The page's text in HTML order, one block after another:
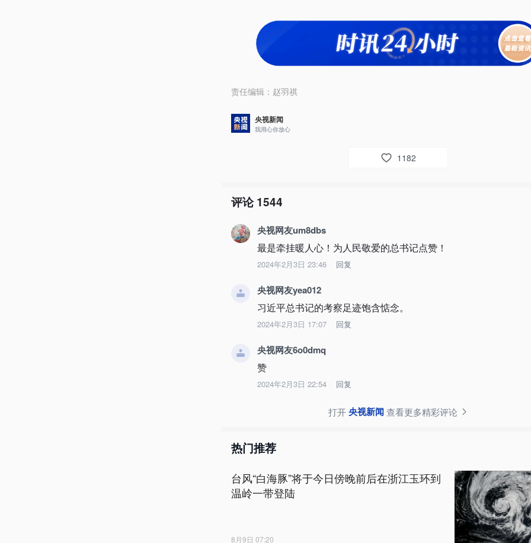
责任编辑： 赵羽祺
央视新闻
我用心你放心
1182
评论1544
央视网友um8dbs
最是牵挂暖人心！为人民敬爱的总书记点赞！
2024年2月3日 23:46 回复
央视网友yea012
习近平总书记的考察足迹饱含惦念。
2024年2月3日 17:07 回复
央视网友6o0dmq
赞
2024年2月3日 22:54 回复
打开央视新闻查看更多精彩评论
热门推荐
台风“白海豚”将于今日傍晚前后在浙江玉环到
温岭一带登陆
8月9日 07:20